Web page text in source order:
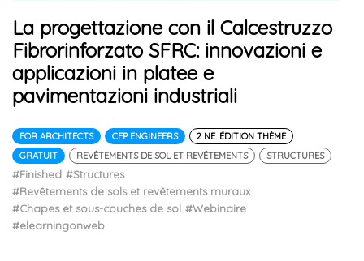
La progettazione con il Calcestruzzo
Fibrorinforzato SFRC: innovazioni e
applicazioni in platee e
pavimentazioni industriali
FOR ARCHITECTS CFP ENGINEERS
2 NE. ÉDITION THÈME
GRATUIT
REVÊTEMENTS DE SOL ET REVÊTEMENTS STRUCTURES
#Finished #Structures
#Revêtements de sols et revêtements muraux
#Chapes et sous-couches de sol #Webinaire
#elearningonweb